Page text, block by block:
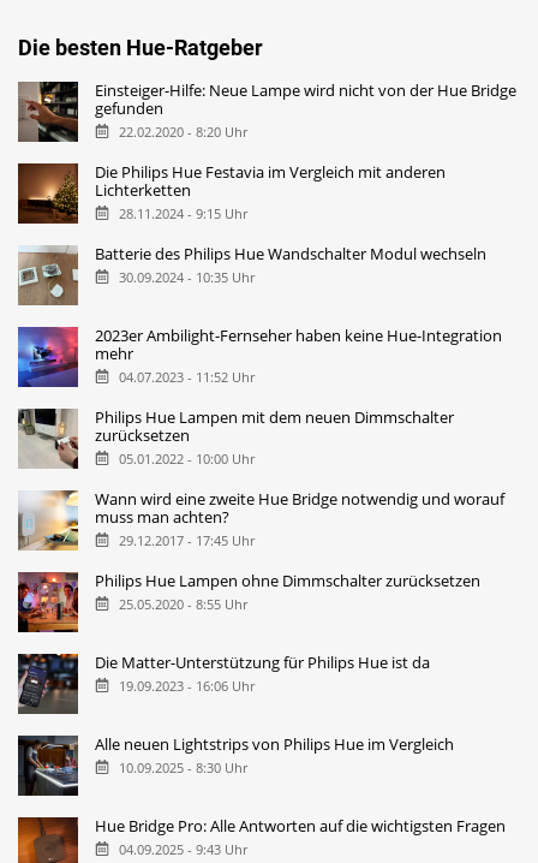
Die besten Hue-Ratgeber
Einsteiger-Hilfe: Neue Lampe wird nicht von der Hue Bridge
gefunden
22.02.2020 - 8:20 Uhr
Die Philips Hue Festavia im Vergleich mit anderen
Lichterketten
28.11.2024 - 9:15 Uhr
Batterie des Philips Hue Wandschalter Modul wechseln
30.09.2024 - 10:35 Uhr
2023er Ambilight-Fernseher haben keine Hue-Integration
mehr
04.07.2023 - 11:52 Uhr
Philips Hue Lampen mit dem neuen Dimmschalter
zurücksetzen
05.01.2022 - 10:00 Uhr
Wann wird eine zweite Hue Bridge notwendig und worauf
muss man achten?
29.12.2017 - 17:45 Uhr
Philips Hue Lampen ohne Dimmschalter zurücksetzen
25.05.2020 - 8:55 Uhr
Die Matter-Unterstützung für Philips Hue ist da
19.09.2023 - 16:06 Uhr
Alle neuen Lightstrips von Philips Hue im Vergleich
10.09.2025 - 8:30 Uhr
Hue Bridge Pro: Alle Antworten auf die wichtigsten Fragen
04.09.2025 - 9:43 Uhr